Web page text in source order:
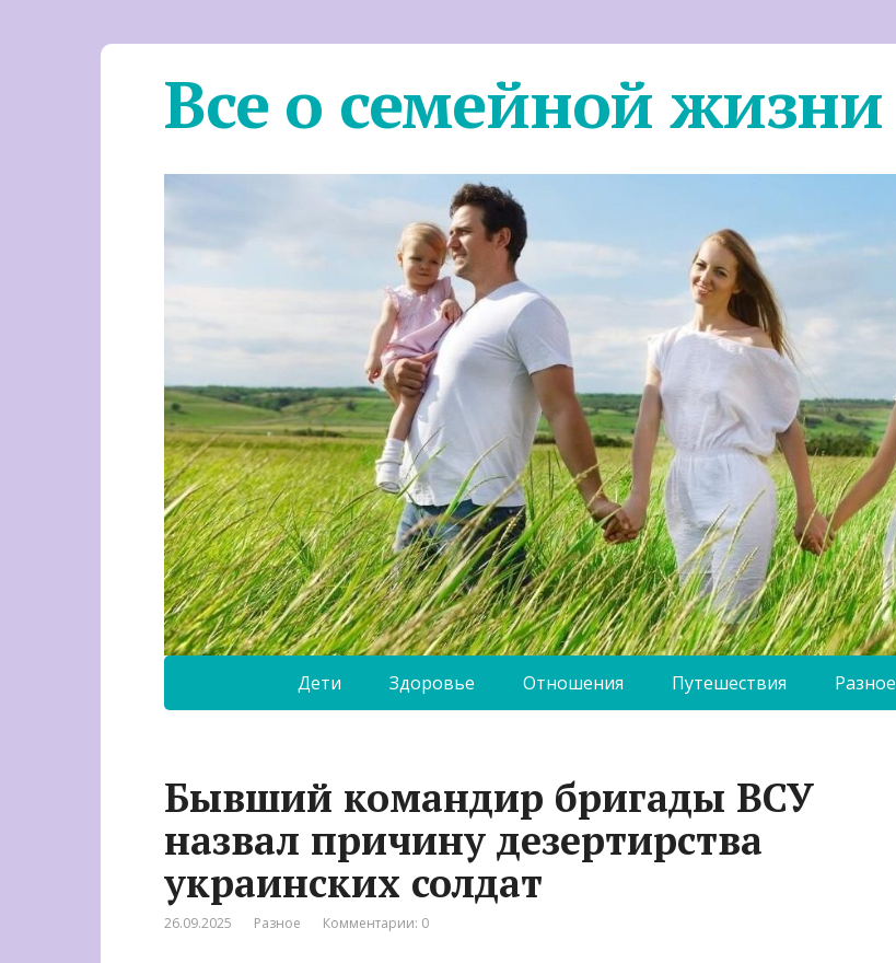
Все о семейной жизни
Дети Здоровье Отношения Путешествия Разное
Бывший командир бригады ВСУ
назвал причину дезертирства
украинских солдат
26.09.2025 Разное Комментарии: 0